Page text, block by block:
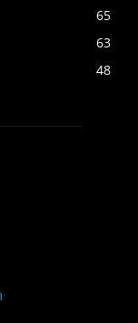
65
63
48